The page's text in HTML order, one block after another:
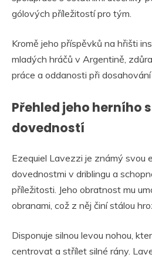
gólových příležitostí pro tým.
Kromě jeho příspěvků na hřišti
mladých hráčů v Argentině,
práce a oddanosti při
Přehled jeho herního
dovedností
Ezequiel Lavezzi je známý svou
dovednostmi v driblingu a
příležitosti. Jeho obratnost mu
obranami, což z něj činí stálou
Disponuje silnou levou nohou,
centrovat a střílet silné rány.